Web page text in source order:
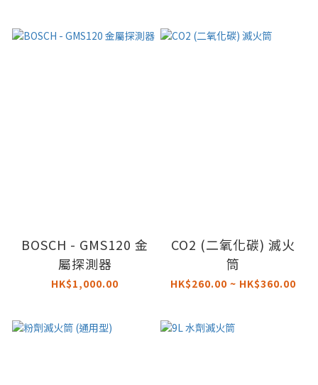
BOSCH - GMS120 金
屬探測器
HK$1,000.00
CO2 (二氧化碳) 滅火
筒
HK$260.00 ~ HK$360.00